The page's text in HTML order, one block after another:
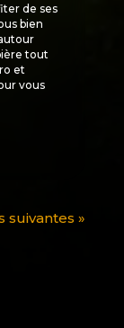
de ses
bien
tout
et
vous
suivantes »